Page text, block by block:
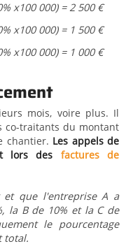
x100 000) = 2 500 €
x100 000) = 1 500 €
x100 000) = 1 000 €
mois, voire plus. Il
co-traitants du montant
chantier. Les appels de
lors des factures de
et que l'entreprise A a
la B de 10% et la C de
le pourcentage
total.